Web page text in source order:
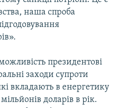
наша спроба
президентові
заходи супроти
вкладають в енергетику
доларів в рік.